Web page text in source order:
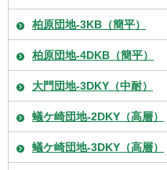
柏原団地-3KB（簡平）
柏原団地-4DKB（簡平）
大門団地-3DKY（中耐）
蟻ケ崎団地-2DKY（高層）
蟻ケ崎団地-3DKY（高層）